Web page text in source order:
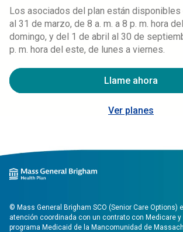
Los asociados del plan están disponibles
al 31 de marzo, de 8 a. m. a 8 p. m. hora
domingo, y del 1 de abril al 30 de
p. m. hora del este, de lunes a viernes.
Llame ahora
Ver planes
© Mass General Brigham SCO (Senior Care Options)
atención coordinada con un contrato con Medicare y
programa Medicaid de la Mancomunidad de